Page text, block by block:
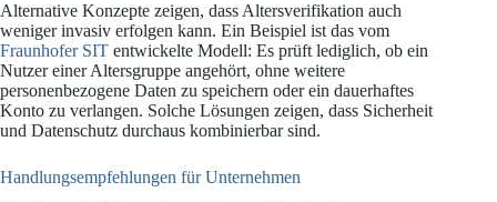
Alternative Konzepte zeigen, dass Altersverifikation auch
weniger invasiv erfolgen kann. Ein Beispiel ist das vom
Fraunhofer SIT entwickelte Modell: Es prüft lediglich, ob ein
Nutzer einer Altersgruppe angehört, ohne weitere
personenbezogene Daten zu speichern oder ein dauerhaftes
Konto zu verlangen. Solche Lösungen zeigen, dass Sicherheit
und Datenschutz durchaus kombinierbar sind.
Handlungsempfehlungen für Unternehmen